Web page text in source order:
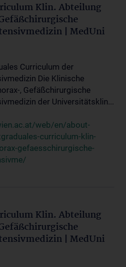
Klin. Abteilung
| MedUni
Curriculum der
Die Klinische
, Gefäßchirurgische
der Universitätsklin...
web/en/about-
curriculum-klin-
gefaesschirurgische-
Klin. Abteilung
| MedUni